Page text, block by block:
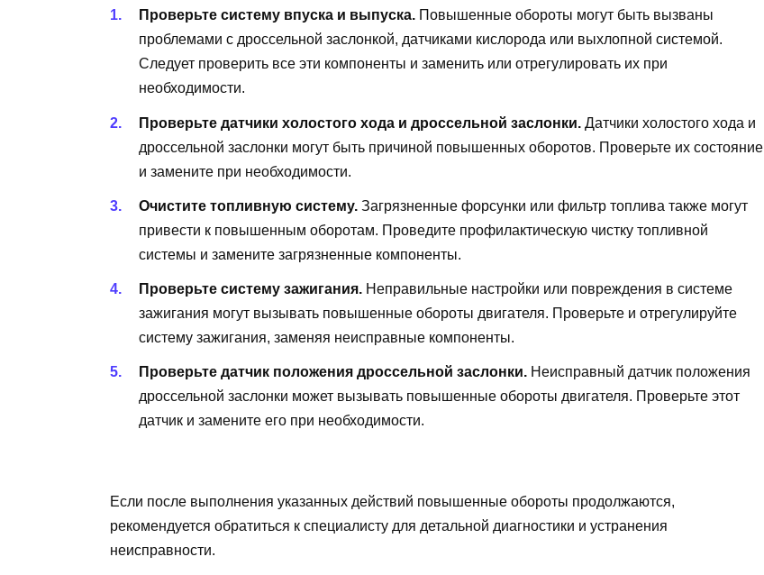
Проверьте систему впуска и выпуска. Повышенные обороты могут быть вызваны
проблемами с дроссельной заслонкой, датчиками кислорода или выхлопной системой.
Следует проверить все эти компоненты и заменить или отрегулировать их при
необходимости.
Проверьте датчики холостого хода и дроссельной заслонки. Датчики холостого хода и
дроссельной заслонки могут быть причиной повышенных оборотов. Проверьте их состояние
и замените при необходимости.
Очистите топливную систему. Загрязненные форсунки или фильтр топлива также могут
привести к повышенным оборотам. Проведите профилактическую чистку топливной
системы и замените загрязненные компоненты.
Проверьте систему зажигания. Неправильные настройки или повреждения в системе
зажигания могут вызывать повышенные обороты двигателя. Проверьте и отрегулируйте
систему зажигания, заменяя неисправные компоненты.
Проверьте датчик положения дроссельной заслонки. Неисправный датчик положения
дроссельной заслонки может вызывать повышенные обороты двигателя. Проверьте этот
датчик и замените его при необходимости.
Если после выполнения указанных действий повышенные обороты продолжаются,
рекомендуется обратиться к специалисту для детальной диагностики и устранения
неисправности.